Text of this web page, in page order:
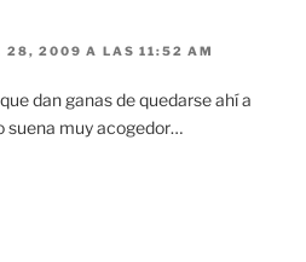
28, 2009 A LAS 11:52 AM
dan ganas de quedarse ahí a
suena muy acogedor…